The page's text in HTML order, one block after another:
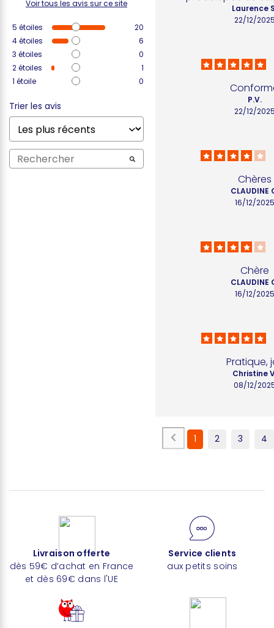
Voir tous les avis sur ce site
5 étoiles
20
4étoiles
6
3 étoiles
0
2étoiles
1
1 étoile 0
Trier les avis
22/12/
Laurence
22/12/
P.V.
Chères
16/12/2025
CLAUDINE
Chère
16/12/2025
CLAUDINE
Pratique,
08/12/
Christine
1 2 3 4
Livraison offerte
dès 59€ d’achat en France
et dès 69€ dans l'UE
Service clients
aux petits soins